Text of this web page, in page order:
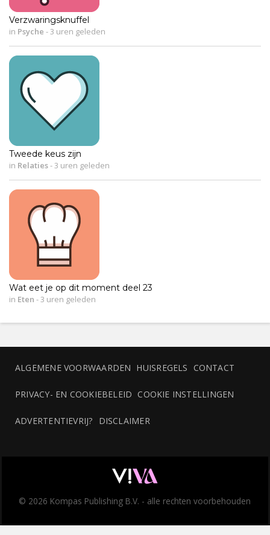
Verzwaringsknuffel
in Psyche - 3 uren geleden
Tweede keus zijn
in Relaties- 3 uren geleden
Wat eet je op dit moment deel 23
in Eten - 3 uren geleden
ALGEMENE VOORWAARDEN HUISREGELS CONTACT
PRIVACY- EN COOKIEBELEID COOKIE INSTELLINGEN
ADVERTENTIEVRIJ? DISCLAIMER
© 2026 Kompas Publishing B.V. - alle rechten voorbehouden